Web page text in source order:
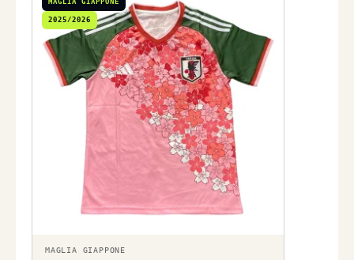
MAGLIA GIAPPONE
2025/2026
MAGLIA GIAPPONE